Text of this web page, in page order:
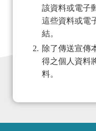
該資料或電子
這些資料或電
結。
除了傳送宣傳
得之個人資料
料。